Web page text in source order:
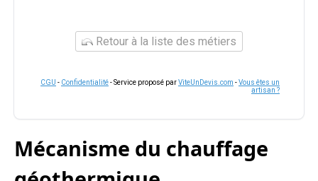
Retour à la liste des métiers
CGU - Confidentialité- Service proposé parViteUnDevis.com -Vous êtes un
artisan ?
Mécanisme du chauffage